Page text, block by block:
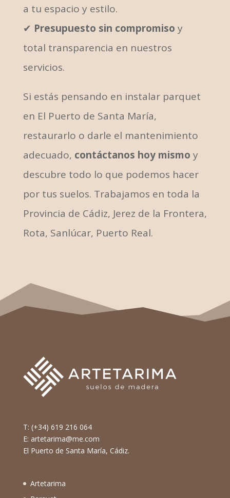
a tu espacio y estilo.
✔ Presupuesto sin compromiso y
total transparencia en nuestros
servicios.
Si estás pensando en instalar parquet
en El Puerto de Santa María,
restaurarlo o darle el mantenimiento
adecuado, contáctanos hoy mismo y
descubre todo lo que podemos hacer
por tus suelos. Trabajamos en toda la
Provincia de Cádiz, Jerez de la Frontera,
Rota, Sanlúcar, Puerto Real.
T: (+34) 619 216 064
E: artetarima@me.com
El Puerto de Santa María, Cádiz.
Artetarima